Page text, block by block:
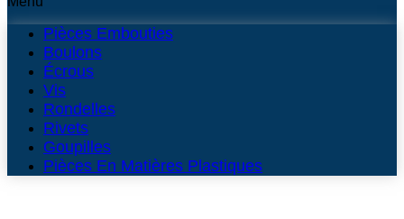
Pièces Embouties
Boulons
Écrous
Vis
Rondelles
Rivets
Goupilles
Pièces En Matières Plastiques